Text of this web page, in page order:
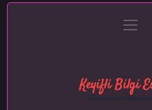
Gizlilik Politikası
menüyü
aç
Keyifli Bilgi
Hayatına neşe katan kısa